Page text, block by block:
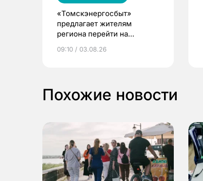
«Томскэнергосбыт»
предлагает жителям
региона перейти на
выиграть призы
09:10 / 03.08.26
Похожие новости